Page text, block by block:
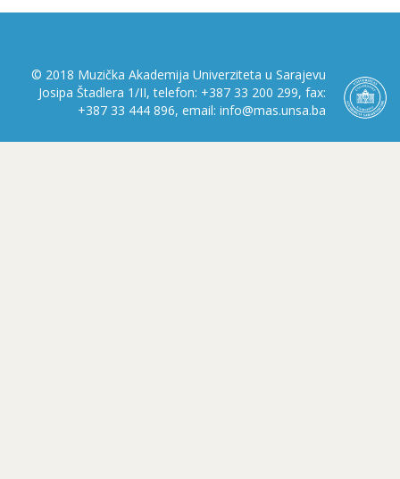
© 2018 Muzička Akademija Univerziteta u Sarajevu
Josipa Štadlera 1/II, telefon: +387 33 200 299, fax:
+387 33 444 896, email: info@mas.unsa.ba